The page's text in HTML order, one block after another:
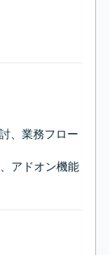
、業務フロー
アドオン機能